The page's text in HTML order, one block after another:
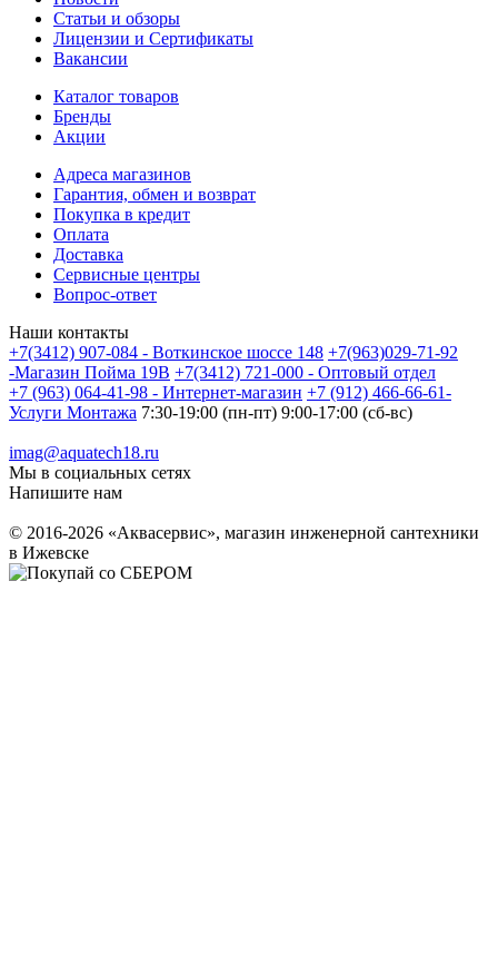
Статьи и обзоры
Лицензии и Сертификаты
Вакансии
Каталог товаров
Бренды
Акции
Адреса магазинов
Гарантия, обмен и возврат
Покупка в кредит
Оплата
Доставка
Сервисные центры
Вопрос-ответ
Наши контакты
+7(3412) 907-084 - Воткинское шоссе 148 +7(963)029-71-92
-Магазин Пойма 19В +7(3412) 721-000 - Оптовый отдел
+7 (963) 064-41-98 - Интернет-магазин +7 (912) 466-66-61-
Услуги Монтажа 7:30-19:00 (пн-пт) 9:00-17:00 (сб-вс)
imag@aquatech18.ru
Мы в социальных сетях
Напишите нам
© 2016-2026 «Аквасервис», магазин инженерной сантехники
в Ижевске